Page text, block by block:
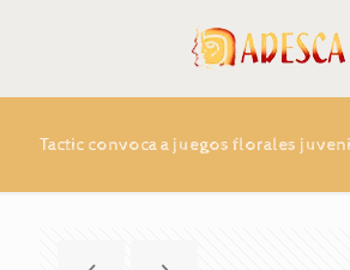
Tactic convoca a juegos florales